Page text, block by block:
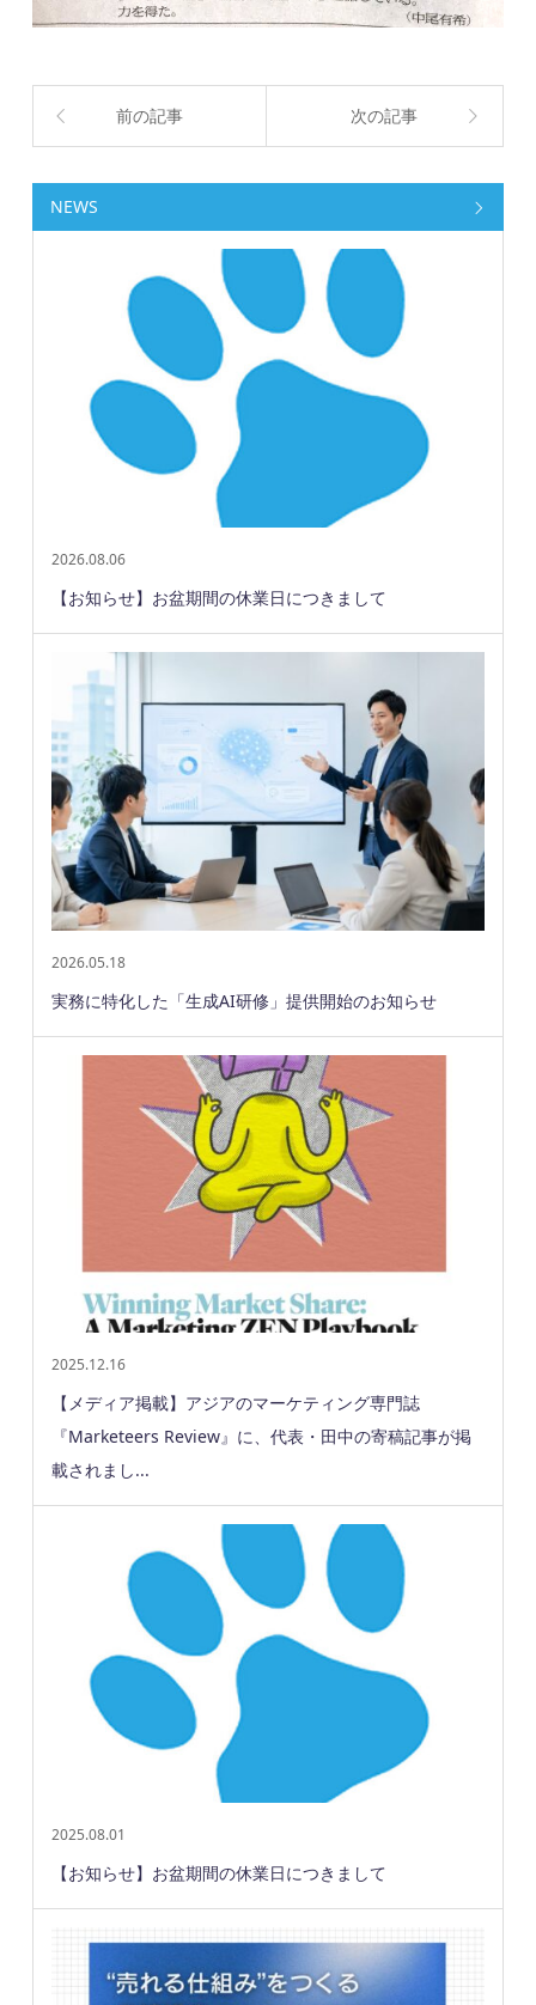
前の記事 次の記事
NEWS
2026.08.06
【お知らせ】お盆期間の休業日につきまして
2026.05.18
実務に特化した「生成AI研修」提供開始のお知らせ
2025.12.16
【メディア掲載】アジアのマーケティング専門誌
『Marketeers Review』に、代表・田中の寄稿記事が掲
載されまし...
2025.08.01
【お知らせ】お盆期間の休業日につきまして